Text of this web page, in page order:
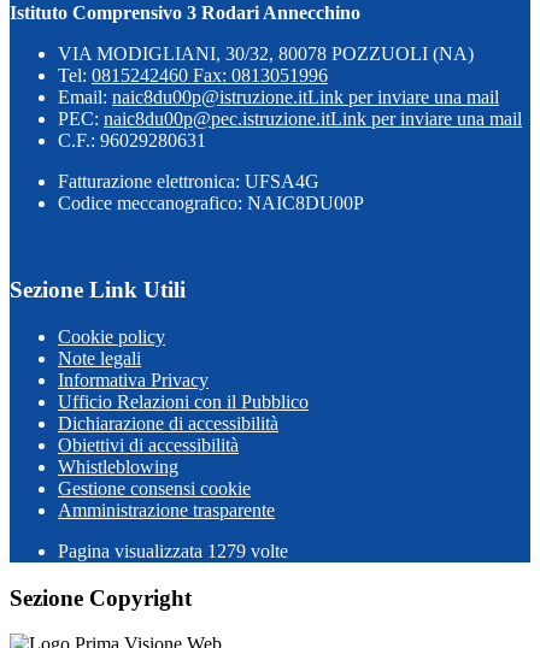
Istituto Comprensivo 3 Rodari Annecchino
VIA MODIGLIANI, 30/32, 80078 POZZUOLI (NA)
Tel: 0815242460 Fax: 0813051996
Email: naic8du00p@istruzione.itLink per inviare una mail
PEC: naic8du00p@pec.istruzione.itLink per inviare una mail
C.F.: 96029280631
Fatturazione elettronica: UFSA4G
Codice meccanografico: NAIC8DU00P
Sezione Link Utili
Cookie policy
Note legali
Informativa Privacy
Ufficio Relazioni con il Pubblico
Dichiarazione di accessibilità
Obiettivi di accessibilità
Whistleblowing
Gestione consensi cookie
Amministrazione trasparente
Pagina visualizzata 1279 volte
Sezione Copyright